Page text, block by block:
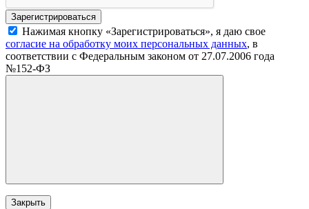
Нажимая кнопку «Зарегистрироваться», я даю свое
согласие на обработку моих персональных данных, в
соответствии с Федеральным законом от 27.07.2006 года
№152-ФЗ
Закрыть